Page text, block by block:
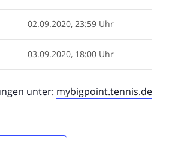
02.09.2020, 23:59 Uhr
03.09.2020, 18:00 Uhr
unter: mybigpoint.tennis.de